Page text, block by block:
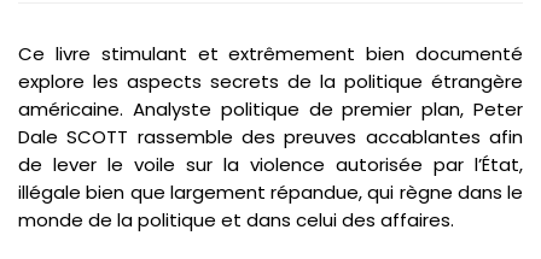
Ce livre stimulant et extrêmement bien documenté
explore les aspects secrets de la politique étrangère
américaine. Analyste politique de premier plan, Peter
Dale SCOTT rassemble des preuves accablantes afin
de lever le voile sur la violence autorisée par l’État,
illégale bien que largement répandue, qui règne dans le
monde de la politique et dans celui des affaires.